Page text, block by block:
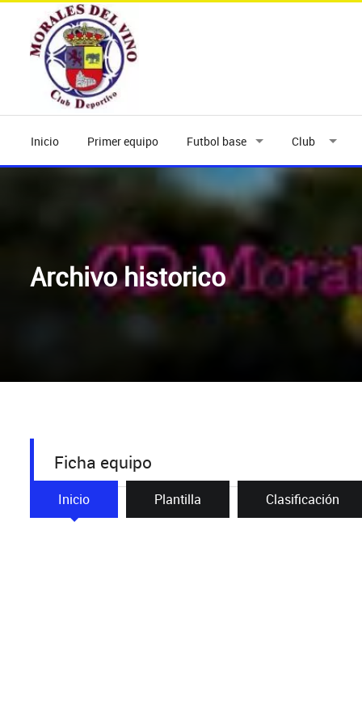
Inicio Primer equipo Futbol base Club
Archivo historico
Ficha equipo
Inicio Plantilla Clasificación